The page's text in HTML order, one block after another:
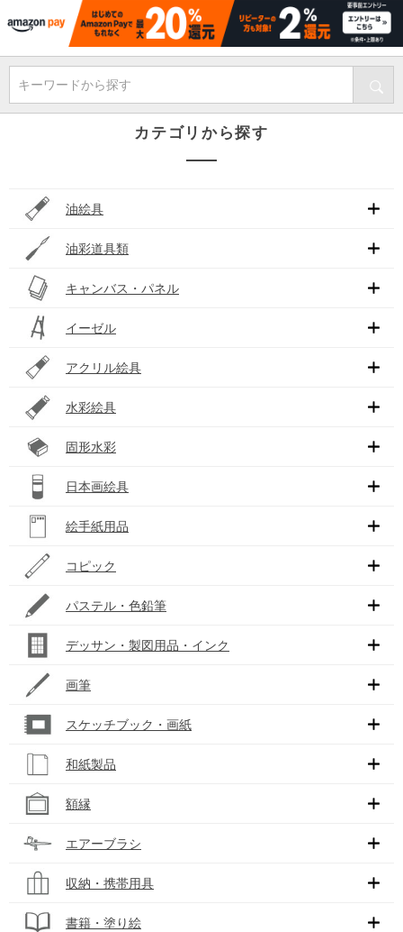
キーワードから探す
カテゴリから探す
油絵具
油彩道具類
キャンバス・パネル
イーゼル
アクリル絵具
水彩絵具
固形水彩
日本画絵具
絵手紙用品
コピック
パステル・色鉛筆
デッサン・製図用品・インク
画筆
スケッチブック・画紙
和紙製品
額縁
エアーブラシ
収納・携帯用具
書籍・塗り絵